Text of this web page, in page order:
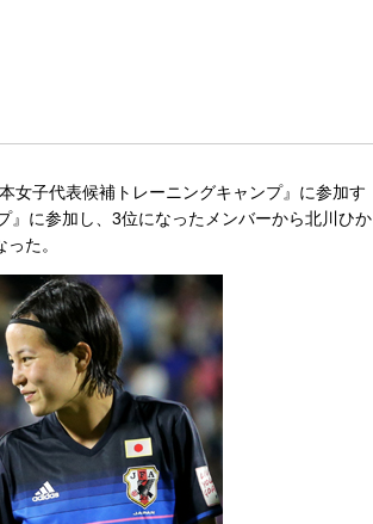
女子代表候補トレーニングキャンプ』に参加す
』に参加し、3位になったメンバーから北川ひか
た。